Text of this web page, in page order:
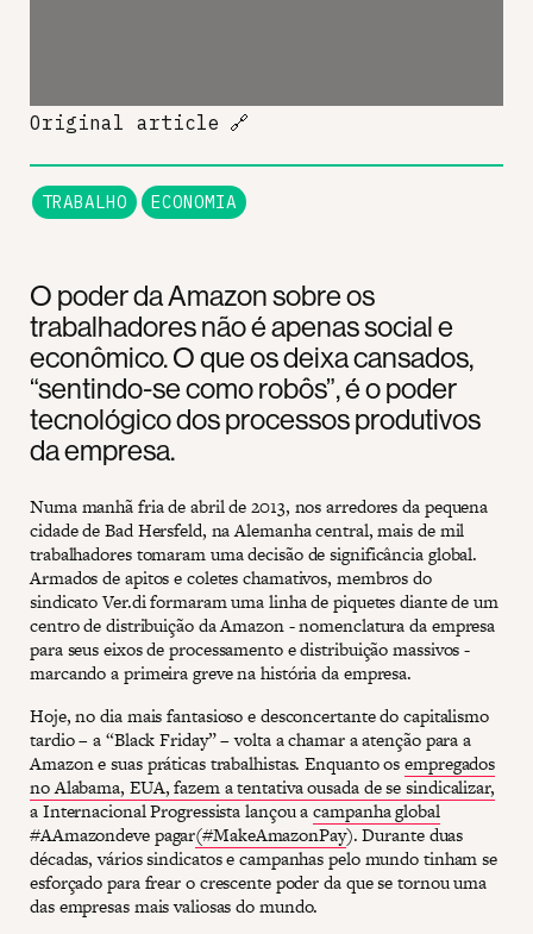
O poder da Amazon sobre os
trabalhadores não é apenas social e
econômico. O que os deixa cansados,
“sentindo-se como robôs”, é o poder
tecnológico dos processos produtivos
da empresa.
Numa manhã fria de abril de 2013, nos arredores da pequena
cidade de Bad Hersfeld, na Alemanha central, mais de mil
trabalhadores tomaram uma decisão de significância global.
Armados de apitos e coletes chamativos, membros do
sindicato Ver.di formaram uma linha de piquetes diante de um
centro de distribuição da Amazon - nomenclatura da empresa
para seus eixos de processamento e distribuição massivos -
marcando a primeira greve na história da empresa.
Hoje, no dia mais fantasioso e desconcertante do capitalismo
tardio – a “Black Friday” – volta a chamar a atenção para a
Amazon e suas práticas trabalhistas. Enquanto osempregados
no Alabama, EUA, fazem a tentativa ousada de se sindicalizar,
a Internacional Progressista lançou acampanha global
#AAmazondeve pagar(#MakeAmazonPay). Durante duas
décadas, vários sindicatos e campanhas pelo mundo tinham se
esforçado para frear o crescente poder da que se tornou uma
das empresas mais valiosas do mundo.
Original article 🔗
TRABALHO ECONOMIA